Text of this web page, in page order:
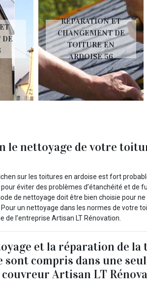
RÉPARATION ET
CHANGEMENT DE
TOITURE EN
ARDOISE 56
le nettoyage de votre
sur les toitures en ardoise est fort
éviter des problèmes d’étanchéité et de
de nettoyage doit être bien choisie pour ne
un nettoyage dans les normes de votre
de l’entreprise Artisan LT Rénovation.
et la réparation de la
sont compris dans une
couvreur Artisan LT